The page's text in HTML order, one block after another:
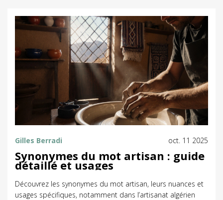
Gilles Berradi oct. 11 2025
Synonymes du mot artisan : guide
détaillé et usages
Découvrez les synonymes du mot artisan, leurs nuances et
usages spécifiques, notamment dans l’artisanat algérien